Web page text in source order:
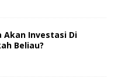
Akan Investasi Di
Beliau?